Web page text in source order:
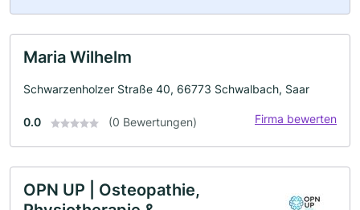
Maria Wilhelm
Schwarzenholzer Straße 40, 66773 Schwalbach, Saar
0.0 (0 Bewertungen) Firma bewerten
OPN UP | Osteopathie,